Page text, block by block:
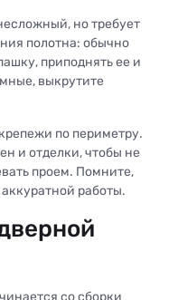
но требует
полотна: обычно
приподнять ее и
выкрутите
по периметру.
и отделки, чтобы не
проем. Помните,
работы.
со сборки